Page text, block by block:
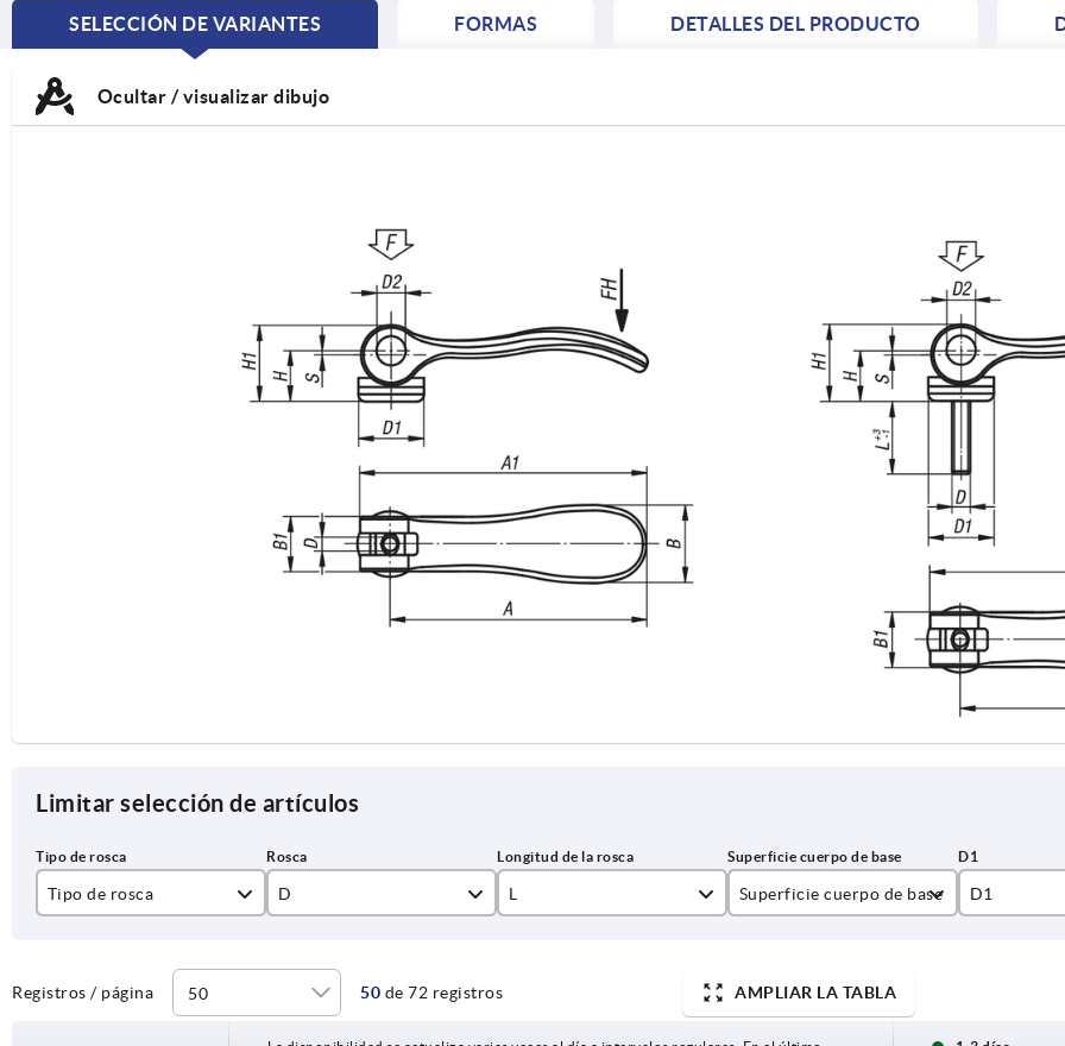
SELECCIÓN DE VARIANTES
CURRENT
FORMAS DETALLES DEL PRODUCTO
Ocultar / visualizar dibujo
Limitar selección de artículos
Tipo de rosca
rosca interior
D
M5
L Superficie cuerpo de base
tratado con chorro
D1
18,1
Registros / página 50 de 72 registros AMPLIAR LA TABLA